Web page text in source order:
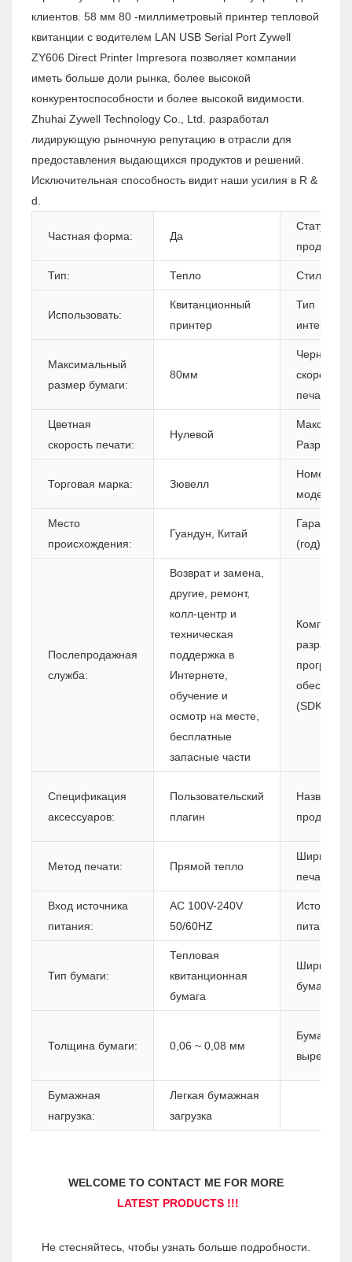
клиентов. 58 мм 80 -миллиметровый принтер тепловой
квитанции с водителем LAN USB Serial Port Zywell
ZY606 Direct Printer Impresora позволяет компании
иметь больше доли рынка, более высокой
конкурентоспособности и более высокой видимости.
Zhuhai Zywell Technology Co., Ltd. разработал
лидирующую рыночную репутацию в отрасли для
предоставления выдающихся продуктов и решений.
Исключительная способность видит наши усилия в R &
d.
Частная форма: Да
Статус
продуктов:
Тип: Тепло Стиль:
Использовать:
Квитанционный
принтер
Тип
Максимальный
размер бумаги:
80мм
Черная
скорость
печати:
Цветная
скорость печати:
Нулевой
Максимум
Торговая марка: Зювелл
Номер
модели:
Место
происхождения:
Гуандун, Китай
Гарантия
(год):
Послепродажная
служба:
Возврат и замена,
другие, ремонт,
колл-центр и
техническая
поддержка в
Интернете,
обучение и
осмотр на месте,
бесплатные
запасные части
Комплект
(SDK):
Спецификация
аксессуаров:
Пользовательский
плагин
Название
продукта:
Метод печати: Прямой тепло
Ширина
печати:
Вход источника
питания:
AC 100V-240V
50/60HZ
Источник
питания:
Тип бумаги:
Тепловая
квитанционная
бумага
Ширина
бумаги:
Толщина бумаги: 0,06 ~ 0,08 мм
Бумага
вырезан:
Бумажная
нагрузка:
Легкая бумажная
загрузка